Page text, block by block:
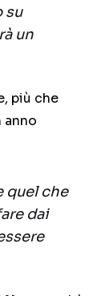
su
un
più che
anno
quel che
dai